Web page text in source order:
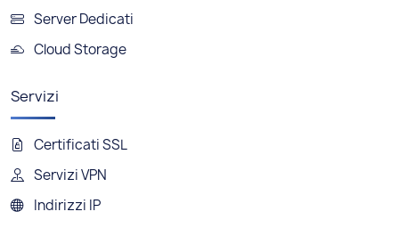
Server Dedicati
Cloud Storage
Servizi
Certificati SSL
Servizi VPN
Indirizzi IP